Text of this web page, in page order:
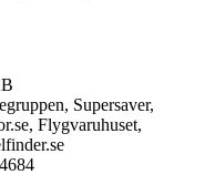
Supersaver,
Flygvaruhuset,